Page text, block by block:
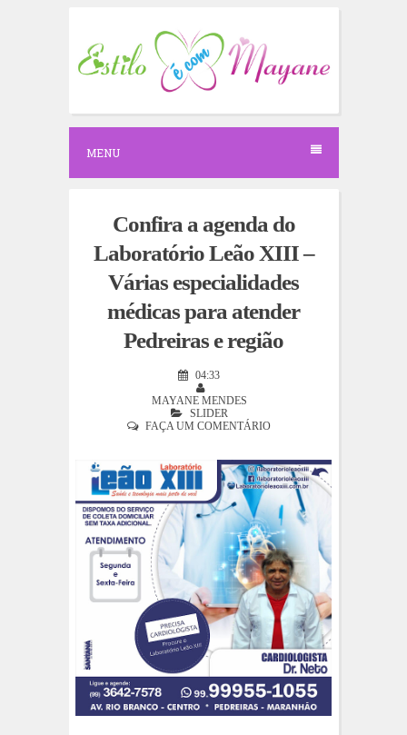
c
o
e
MENU
Confira a agenda do
Laboratório Leão XIII –
Várias especialidades
médicas para atender
Pedreiras e região
04:33
MAYANE MENDES
SLIDER
FAÇA UM COMENTÁRIO